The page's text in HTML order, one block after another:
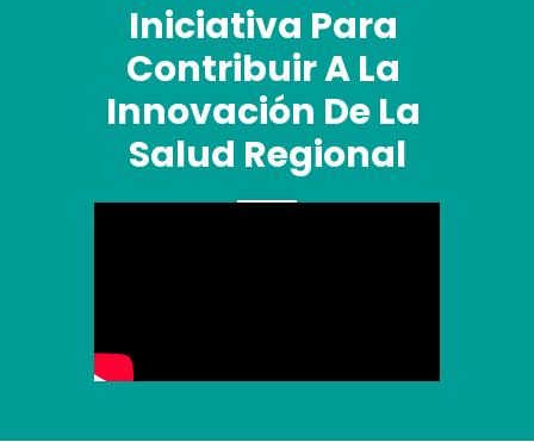
Iniciativa Para
Contribuir A La
Innovación De La
Salud Regional